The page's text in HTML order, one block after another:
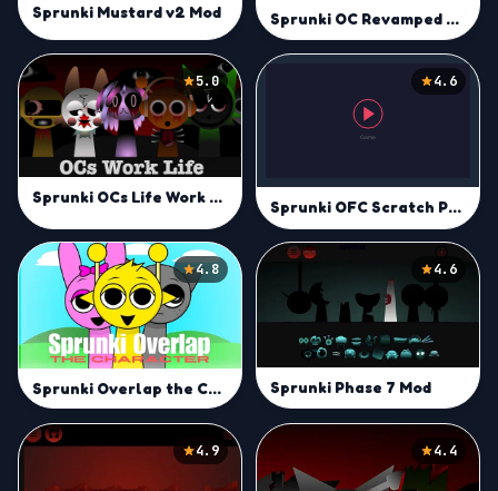
Sprunki Mustard v2 Mod Sprunki OC Revamped Mod
5.0
Sprunki OCs Life Work Mod
4.6
Sprunki OFC Scratch Port
4.8
Sprunki Overlap the Characters
4.6
Sprunki Phase 7 Mod
4.9 4.4